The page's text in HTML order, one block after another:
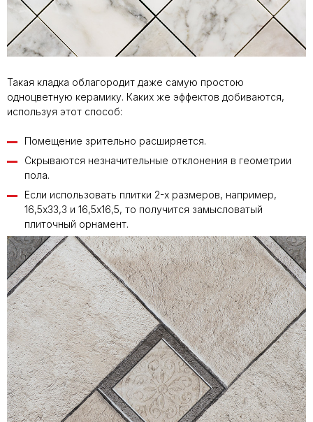
Такая кладка облагородит даже самую простою
одноцветную керамику. Каких же эффектов добиваются,
используя этот способ:
Помещение зрительно расширяется.
Скрываются незначительные отклонения в геометрии
пола.
Если использовать плитки 2-х размеров, например,
16,5х33,3 и 16,5х16,5, то получится замысловатый
плиточный орнамент.